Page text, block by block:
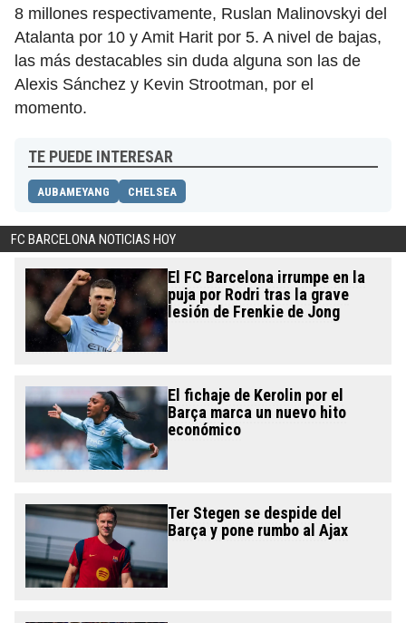
8 millones respectivamente, Ruslan Malinovskyi del
Atalanta por 10 y Amit Harit por 5. A nivel de bajas,
las más destacables sin duda alguna son las de
Alexis Sánchez y Kevin Strootman, por el
momento.
TE PUEDE INTERESAR
AUBAMEYANG CHELSEA
FC BARCELONA NOTICIAS HOY
El FC Barcelona irrumpe en la
puja por Rodri tras la grave
lesión de Frenkie de Jong
El fichaje de Kerolin por el
Barça marca un nuevo hito
económico
Ter Stegen se despide del
Barça y pone rumbo al Ajax